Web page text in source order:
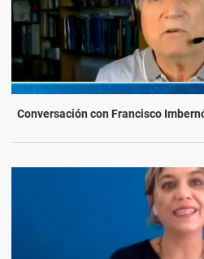
Conversación con Francisco